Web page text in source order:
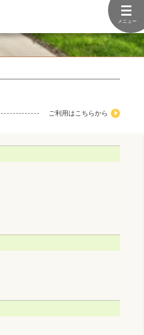
メニュー
ご利用はこちらから